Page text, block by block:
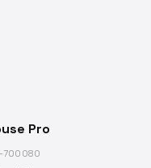
Pro
700080